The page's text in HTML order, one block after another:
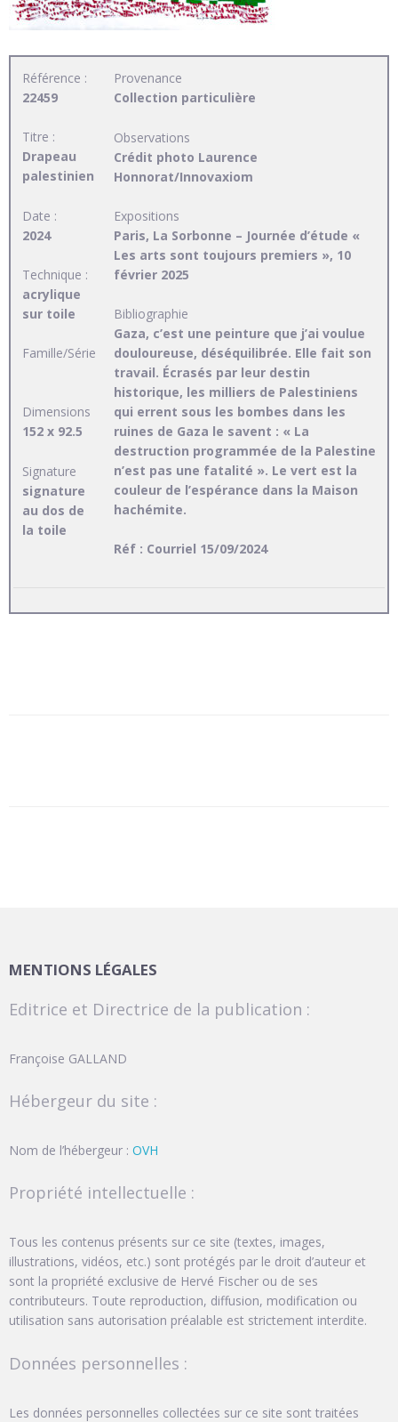
Référence :
22459
Titre :
Drapeau
palestinien
Date :
2024
Technique :
acrylique
sur toile
Famille/Série
Dimensions
152 x 92.5
Signature
signature
au dos de
la toile
Provenance
Collection particulière
Observations
Crédit photo Laurence
Honnorat/Innovaxiom
Expositions
Paris, La Sorbonne – Journée d’étude «
Les arts sont toujours premiers », 10
février 2025
Bibliographie
Gaza, c’est une peinture que j’ai voulue
douloureuse, déséquilibrée. Elle fait son
travail. Écrasés par leur destin
historique, les milliers de Palestiniens
qui errent sous les bombes dans les
ruines de Gaza le savent : « La
destruction programmée de la Palestine
n’est pas une fatalité ». Le vert est la
couleur de l’espérance dans la Maison
hachémite.
Réf : Courriel 15/09/2024
MENTIONS LÉGALES
Editrice et Directrice de la publication :
Françoise GALLAND
Hébergeur du site :
Nom de l’hébergeur : OVH
Propriété intellectuelle :
Tous les contenus présents sur ce site (textes, images,
illustrations, vidéos, etc.) sont protégés par le droit d’auteur et
sont la propriété exclusive de Hervé Fischer ou de ses
contributeurs. Toute reproduction, diffusion, modification ou
utilisation sans autorisation préalable est strictement interdite.
Données personnelles :
Les données personnelles collectées sur ce site sont traitées